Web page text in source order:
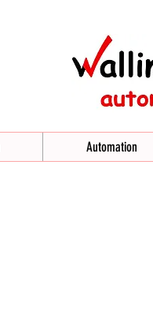
Automation